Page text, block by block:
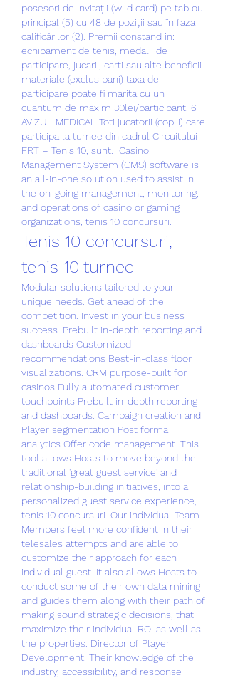
posesori de invitații (wild card) pe tabloul
principal (5) cu 48 de poziții sau în faza
calificărilor (2). Premii constand in:
echipament de tenis, medalii de
participare, jucarii, carti sau alte beneficii
materiale (exclus bani) taxa de
participare poate fi marita cu un
cuantum de maxim 30lei/participant. 6
AVIZUL MEDICAL Toti jucatorii (copiii) care
participa la turnee din cadrul Circuitului
FRT – Tenis 10, sunt.  Casino
Management System (CMS) software is
an all-in-one solution used to assist in
the on-going management, monitoring,
and operations of casino or gaming
organizations, tenis 10 concursuri.
Tenis 10 concursuri,
tenis 10 turnee
Modular solutions tailored to your
unique needs. Get ahead of the
competition. Invest in your business
success. Prebuilt in-depth reporting and
dashboards Customized
recommendations Best-in-class floor
visualizations. CRM purpose-built for
casinos Fully automated customer
touchpoints Prebuilt in-depth reporting
and dashboards. Campaign creation and
Player segmentation Post forma
analytics Offer code management. This
tool allows Hosts to move beyond the
traditional 'great guest service' and
relationship-building initiatives, into a
personalized guest service experience,
tenis 10 concursuri. Our individual Team
Members feel more confident in their
telesales attempts and are able to
customize their approach for each
individual guest. It also allows Hosts to
conduct some of their own data mining
and guides them along with their path of
making sound strategic decisions, that
maximize their individual ROI as well as
the properties. Director of Player
Development. Their knowledge of the
industry, accessibility, and response